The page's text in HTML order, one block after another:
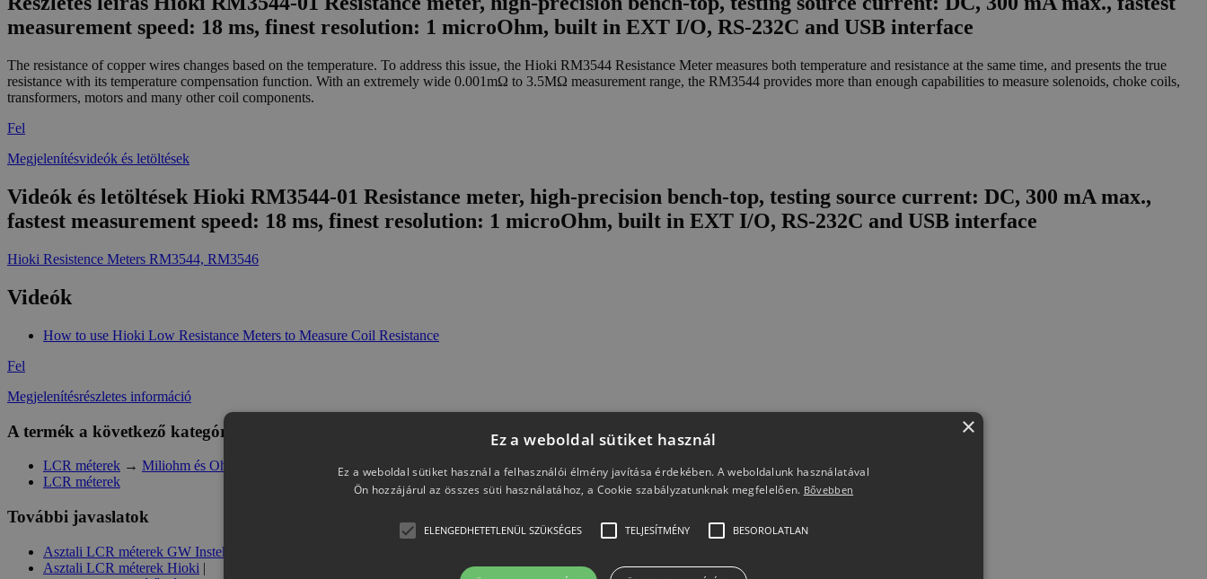
measurement speed: 18 ms, finest resolution: 1 microOhm, built in EXT I/O, RS-232C and USB interface
The resistance of copper wires changes based on the temperature. To address this issue, the Hioki RM3544 Resistance Meter measures both temperature and resistance at the same time, and presents the true
resistance with its temperature compensation function. With an extremely wide 0.001mΩ to 3.5MΩ measurement range, the RM3544 provides more than enough capabilities to measure solenoids, choke coils,
transformers, motors and many other coil components.
Fel
Megjelenítésvideók és letöltések
Videók és letöltések Hioki RM3544-01 Resistance meter, high-precision bench-top, testing source current: DC, 300 mA max.,
fastest measurement speed: 18 ms, finest resolution: 1 microOhm, built in EXT I/O, RS-232C and USB interface
Hioki Resistence Meters RM3544, RM3546
Videók
How to use Hioki Low Resistance Meters to Measure Coil Resistance
Fel
Megjelenítésrészletes információ
A termék a következő kategóriában szerepel
LCR méterek → Miliohm és Ohm méterek HIOKI
LCR méterek
További javaslatok
Asztali LCR méterek GW Instek
Asztali LCR méterek Hioki |
×
Ez a weboldal sütiket használ
Ez a weboldal sütiket használ a felhasználói élmény javítása érdekében. A weboldalunk használatával
Ön hozzájárul az összes süti használatához, a Cookie szabályzatunknak megfelelően. Bővebben
ELENGEDHETETLENÜL SZÜKSÉGES TELJESÍTMÉNY BESOROLATLAN